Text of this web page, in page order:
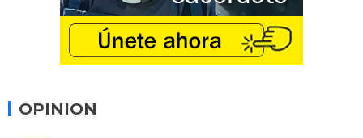
OPINION